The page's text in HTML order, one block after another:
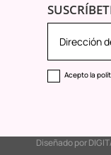
Acepto la
Diseñado por